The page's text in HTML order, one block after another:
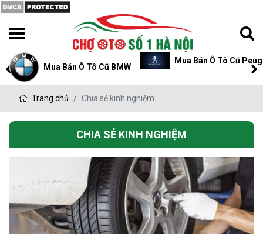
Mua Bán Ô Tô Cũ Peugeot Mua Bán Ô Tô Cũ
Trang chủ Chia sẻ kinh nghiệm
CHIA SẺ KINH NGHIỆM